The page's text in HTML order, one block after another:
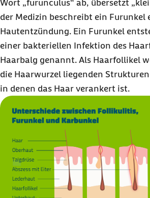
Wort „furunculus“ ab, übersetzt
der Medizin beschreibt ein Furunkel
Hautentzündung. Ein Furunkel
einer bakteriellen Infektion des
Haarbalg genannt. Als Haarfollikel
die Haarwurzel liegenden
in denen das Haar verankert ist.